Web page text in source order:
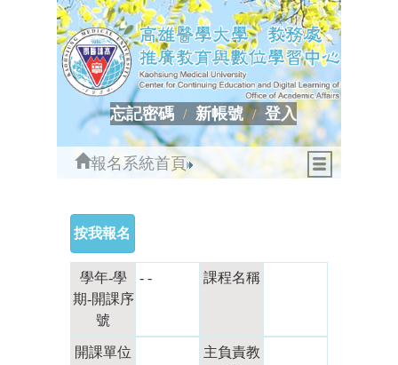
忘記密碼 新帳號 登入
報名系統首頁
學年-學
期-開課序
號
- - 課程名稱
開課單位
主負責教